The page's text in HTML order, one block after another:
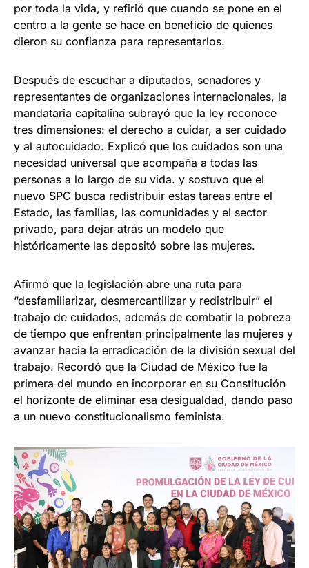
por toda la vida, y refirió que cuando se pone en el
centro a la gente se hace en beneficio de quienes
dieron su confianza para representarlos.
Después de escuchar a diputados, senadores y
representantes de organizaciones internacionales, la
mandataria capitalina subrayó que la ley reconoce
tres dimensiones: el derecho a cuidar, a ser cuidado
y al autocuidado. Explicó que los cuidados son una
necesidad universal que acompaña a todas las
personas a lo largo de su vida. y sostuvo que el
nuevo SPC busca redistribuir estas tareas entre el
Estado, las familias, las comunidades y el sector
privado, para dejar atrás un modelo que
históricamente las depositó sobre las mujeres.
Afirmó que la legislación abre una ruta para
“desfamiliarizar, desmercantilizar y redistribuir” el
trabajo de cuidados, además de combatir la pobreza
de tiempo que enfrentan principalmente las mujeres y
avanzar hacia la erradicación de la división sexual del
trabajo. Recordó que la Ciudad de México fue la
primera del mundo en incorporar en su Constitución
el horizonte de eliminar esa desigualdad, dando paso
a un nuevo constitucionalismo feminista.